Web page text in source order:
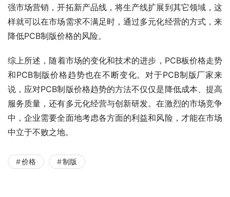
强市场营销，开拓新产品线，将生产线扩展到其它领域，这
样就可以在市场需求不满足时，通过多元化经营的方式，来
降低PCB制版价格的风险。
综上所述，随着市场的变化和技术的进步，PCB板价格走势
和PCB制版价格趋势也在不断变化。对于PCB制版厂家来
说，应对PCB制版价格趋势的方法不仅仅是降低成本、提高
服务质量，还有多元化经营与创新研发。在激烈的市场竞争
中，企业需要全面地考虑各方面的利益和风险，才能在市场
中立于不败之地。
价格 制版